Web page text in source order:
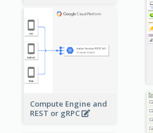
Compute Engine and
REST or gRPC